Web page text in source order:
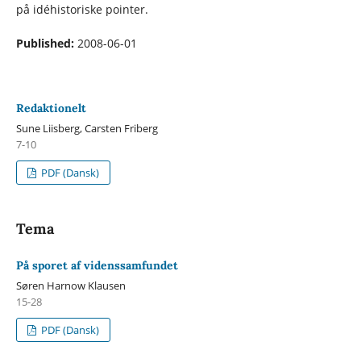
på idéhistoriske pointer.
Published: 2008-06-01
Redaktionelt
Sune Liisberg, Carsten Friberg
7-10
PDF (Dansk)
Tema
På sporet af videnssamfundet
Søren Harnow Klausen
15-28
PDF (Dansk)